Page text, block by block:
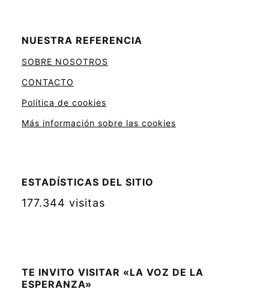
NUESTRA REFERENCIA
SOBRE NOSOTROS
CONTACTO
Política de cookies
Más información sobre las cookies
ESTADÍSTICAS DEL SITIO
177.344 visitas
TE INVITO VISITAR «LA VOZ DE LA
ESPERANZA»